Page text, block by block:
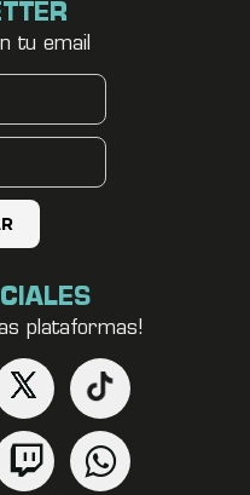
tu email
plataformas!